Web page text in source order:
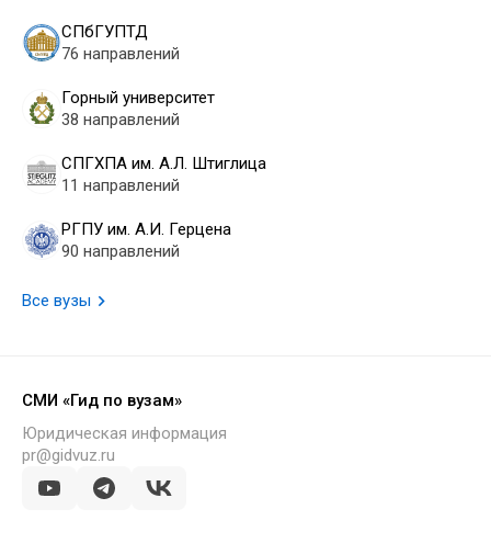
СПбГУПТД
76 направлений
Горный университет
38 направлений
СПГХПА им. А.Л. Штиглица
11 направлений
РГПУ им. А.И. Герцена
90 направлений
Все вузы
СМИ «Гид по вузам»
Юридическая информация
pr@gidvuz.ru